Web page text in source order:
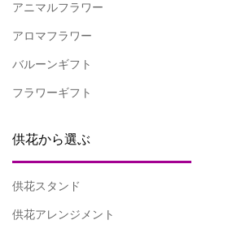
アニマルフラワー
アロマフラワー
バルーンギフト
フラワーギフト
供花から選ぶ
供花スタンド
供花アレンジメント